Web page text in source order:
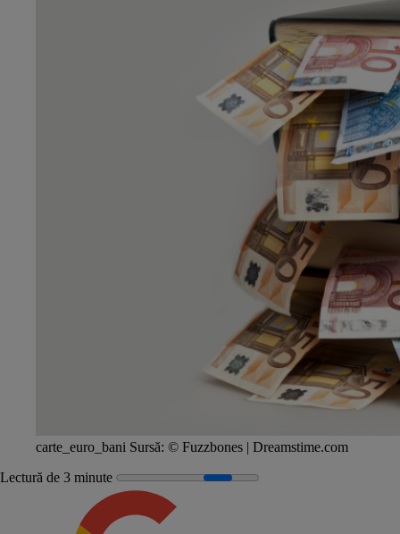
carte_euro_bani Sursă: © Fuzzbones | Dreamstime.com
Lectură de 3 minute